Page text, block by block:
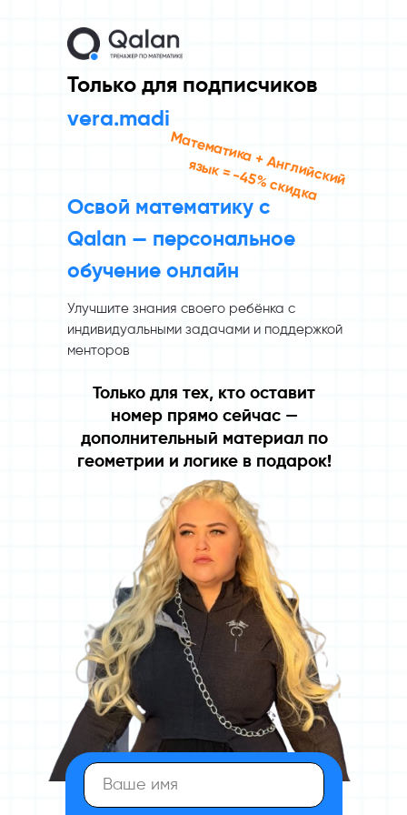
Освой математику с
Qalan — персональное
обучение онлайн
Улучшите знания своего ребёнка с
индивидуальными задачами и поддержкой
менторов
М
а
те
м
а
ти
ка
+
А
н
гл
и
й
с
ки
й
язы
к = -4
5
%
с
ки
д
ка
Только для подписчиков
vera.madi
Только для тех, кто оставит
номер прямо сейчас —
дополнительный материал по
геометрии и логике в подарок!